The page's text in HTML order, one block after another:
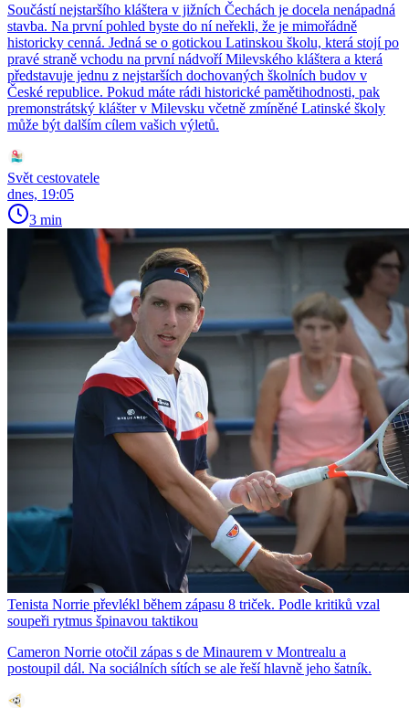
Součástí nejstaršího kláštera v jižních Čechách je docela nenápadná
stavba. Na první pohled byste do ní neřekli, že je mimořádně
historicky cenná. Jedná se o gotickou Latinskou školu, která stojí po
pravé straně vchodu na první nádvoří Milevského kláštera a která
představuje jednu z nejstarších dochovaných školních budov v
České republice. Pokud máte rádi historické pamětihodnosti, pak
premonstrátský klášter v Milevsku včetně zmíněné Latinské školy
může být dalším cílem vašich výletů.
Svět cestovatele
dnes, 19:05
3 min
Tenista Norrie převlékl během zápasu 8 triček. Podle kritiků vzal
soupeři rytmus špinavou taktikou
Cameron Norrie otočil zápas s de Minaurem v Montrealu a
postoupil dál. Na sociálních sítích se ale řeší hlavně jeho šatník.